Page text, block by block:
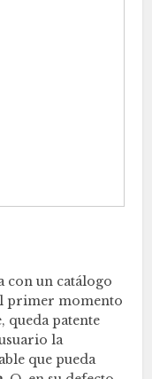
con un catálogo
primer momento
queda patente
la
que pueda